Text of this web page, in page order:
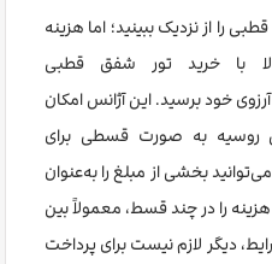
از نزدیک ببینید؛ اما هزینه
با خرید تور شفق قطبی
خود برسید. این آژانس امکان
روسیه به صورت قسطی برای
بخشی از مبلغ را به‌عنوان
را در چند قسط، معمولاً بین
شرایط، دیگر لازم نیست برای پرداخت